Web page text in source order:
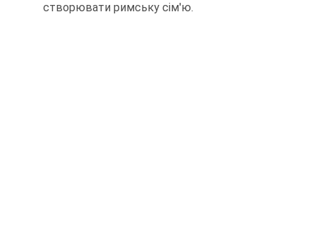
створювати римську сім'ю.